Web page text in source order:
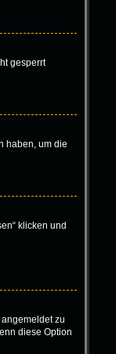
gesperrt
haben, um die
klicken und
zu
diese Option